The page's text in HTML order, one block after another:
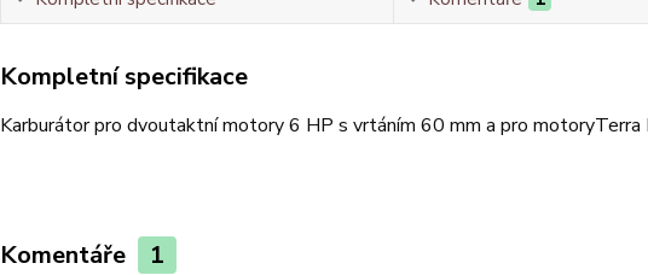
Kompletní specifikace
Karburátor pro dvoutaktní motory 6 HP s vrtáním 60 mm a pro motoryTerra
Komentáře 1